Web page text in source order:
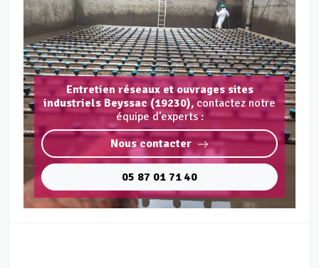
Entretien réseaux et ouvrages sites
industriels Beyssac (19230), contactez notre
équipe d'experts :
Nous contacter
05 87 01 71 40